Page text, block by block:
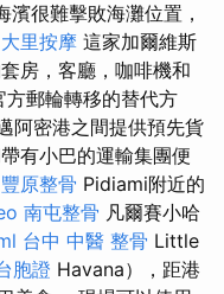
濱很難擊敗海灘位置，
大里按摩 這家加爾維斯
房，客廳，咖啡機和
方郵輪轉移的替代方
阿密港之間提供預先貨
有小巴的運輸集團便
豐原整骨 Pidiami附近的
南屯整骨 凡爾賽小哈
台中 中醫 整骨 Little
胞證 Havana），距港